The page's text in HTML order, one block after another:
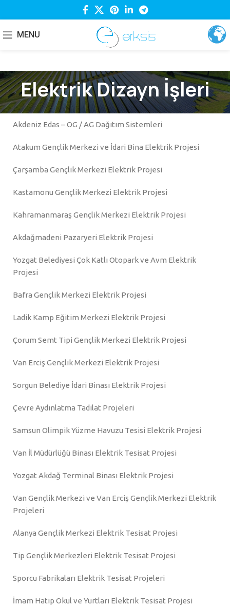
MENU
Elektrik Dizayn İşleri
Akdeniz Edas – OG / AG Dağıtım Sistemleri
Atakum Gençlik Merkezi ve İdari Bina Elektrik Projesi
Çarşamba Gençlik Merkezi Elektrik Projesi
Kastamonu Gençlik Merkezi Elektrik Projesi
Kahramanmaraş Gençlik Merkezi Elektrik Projesi
Akdağmadeni Pazaryeri Elektrik Projesi
Yozgat Belediyesi Çok Katlı Otopark ve Avm Elektrik
Projesi
Bafra Gençlik Merkezi Elektrik Projesi
Ladik Kamp Eğitim Merkezi Elektrik Projesi
Çorum Semt Tipi Gençlik Merkezi Elektrik Projesi
Van Erciş Gençlik Merkezi Elektrik Projesi
Sorgun Belediye İdari Binası Elektrik Projesi
Çevre Aydınlatma Tadilat Projeleri
Samsun Olimpik Yüzme Havuzu Tesisi Elektrik Projesi
Van İl Müdürlüğü Binası Elektrik Tesisat Projesi
Yozgat Akdağ Terminal Binası Elektrik Projesi
Van Gençlik Merkezi ve Van Erciş Gençlik Merkezi Elektrik
Projeleri
Alanya Gençlik Merkezi Elektrik Tesisat Projesi
Tip Gençlik Merkezleri Elektrik Tesisat Projesi
Sporcu Fabrikaları Elektrik Tesisat Projeleri
İmam Hatip Okul ve Yurtları Elektrik Tesisat Projesi